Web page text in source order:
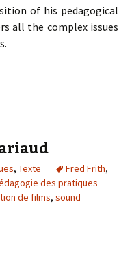
of his pedagogical
all the complex issues
, Texte Fred Frith,
des pratiques
de films, sound